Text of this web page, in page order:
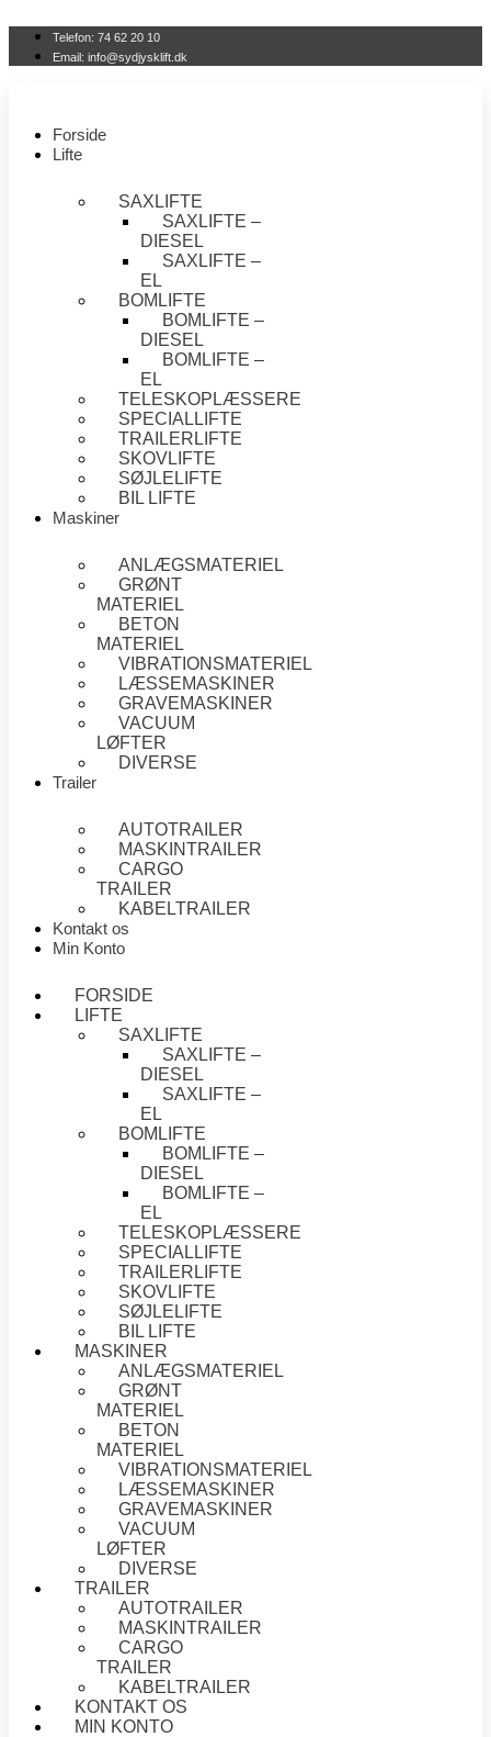
indhold
Telefon: 74 62 20 10
Email: info@sydjysklift.dk
Forside
Lifte
SAXLIFTE
SAXLIFTE –
DIESEL
SAXLIFTE –
EL
BOMLIFTE
BOMLIFTE –
DIESEL
BOMLIFTE –
EL
TELESKOPLÆSSERE
SPECIALLIFTE
TRAILERLIFTE
SKOVLIFTE
SØJLELIFTE
BIL LIFTE
Maskiner
ANLÆGSMATERIEL
GRØNT
MATERIEL
BETON
MATERIEL
VIBRATIONSMATERIEL
LÆSSEMASKINER
GRAVEMASKINER
VACUUM
LØFTER
DIVERSE
Trailer
AUTOTRAILER
MASKINTRAILER
CARGO
TRAILER
KABELTRAILER
Kontakt os
Min Konto
FORSIDE
LIFTE
SAXLIFTE
SAXLIFTE –
DIESEL
SAXLIFTE –
EL
BOMLIFTE
BOMLIFTE –
DIESEL
BOMLIFTE –
EL
TELESKOPLÆSSERE
SPECIALLIFTE
TRAILERLIFTE
SKOVLIFTE
SØJLELIFTE
BIL LIFTE
MASKINER
ANLÆGSMATERIEL
GRØNT
MATERIEL
BETON
MATERIEL
VIBRATIONSMATERIEL
LÆSSEMASKINER
GRAVEMASKINER
VACUUM
LØFTER
DIVERSE
TRAILER
AUTOTRAILER
MASKINTRAILER
CARGO
TRAILER
KABELTRAILER
KONTAKT OS
MIN KONTO